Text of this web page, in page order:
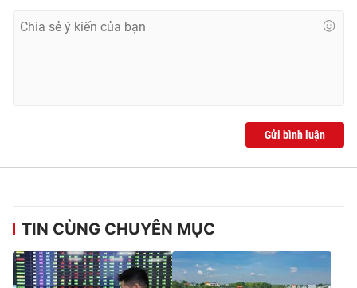
Gửi bình luận
TIN CÙNG CHUYÊN MỤC